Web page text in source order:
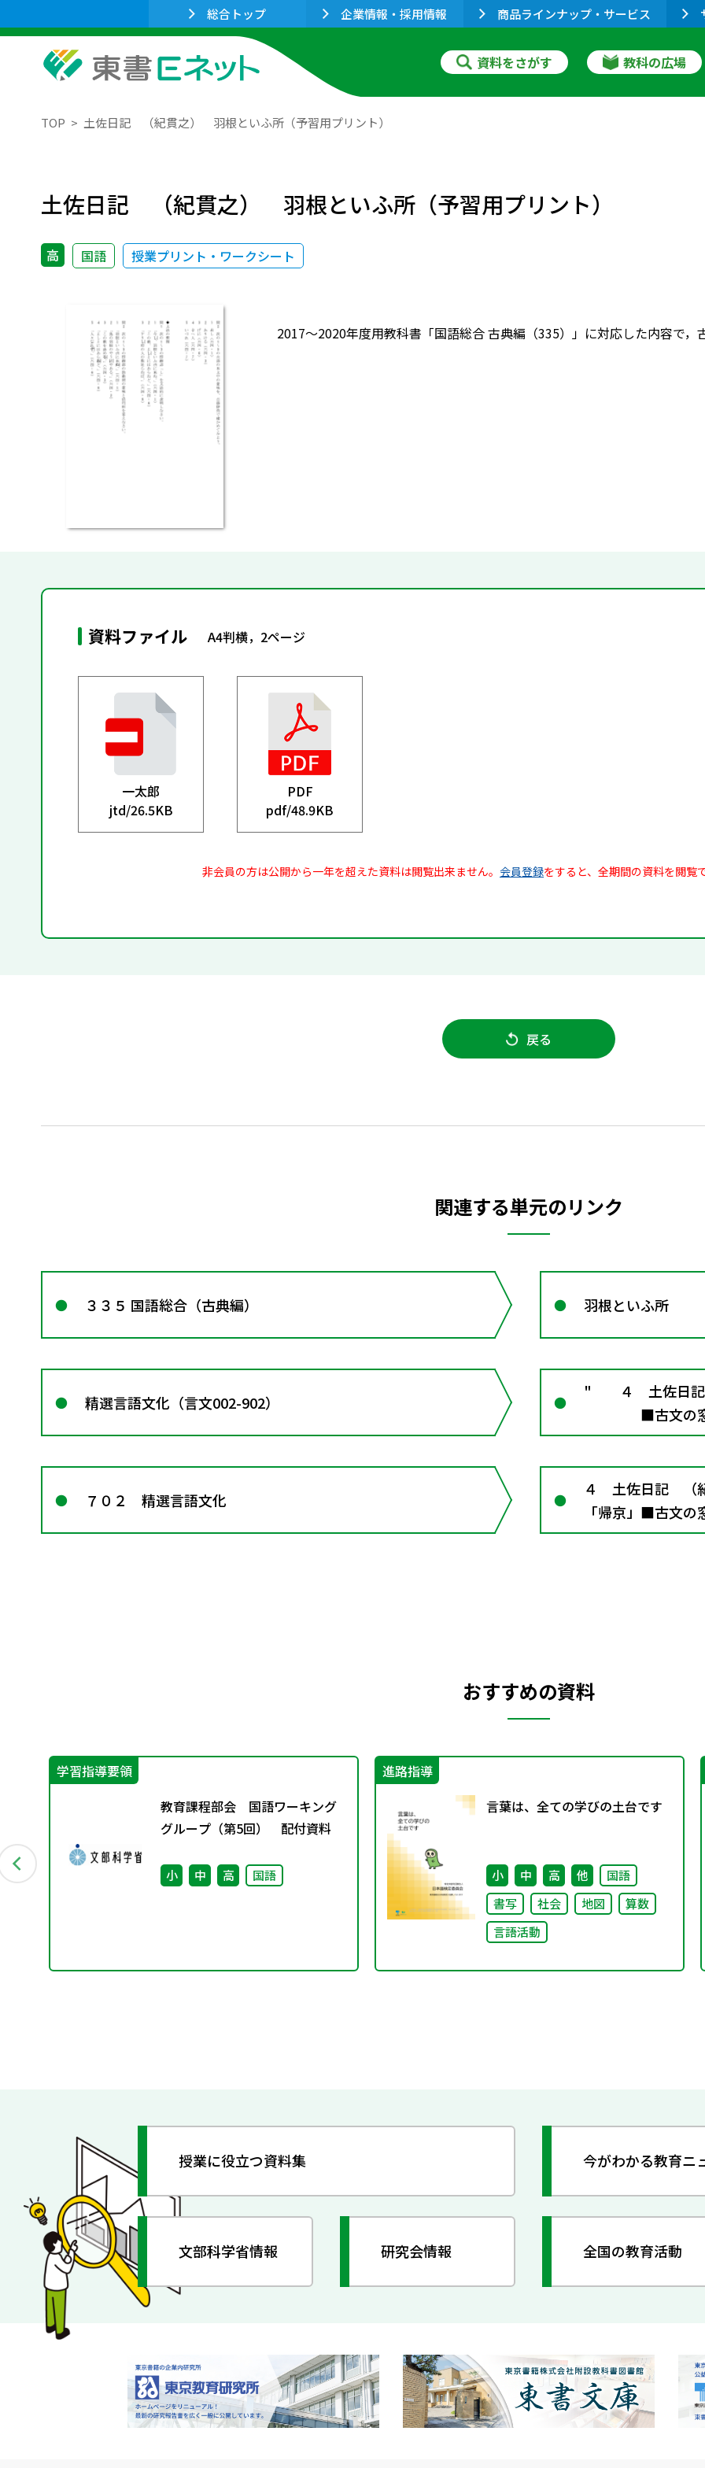
総合トップ 企業情報・採用情報 商品ラインナップ・サービス
資料をさがす 教科の広場
TOP 土佐日記 （紀貫之） 羽根といふ所（予習用プリント）
土佐日記 （紀貫之） 羽根といふ所（予習用プリント）
高 国語 授業プリント・ワークシート
2017～2020年度用教科書「国語総合 古典編（335）」に対応した内容で，
資料ファイル A4判横，2ページ
一太郎
jtd/26.5KB
PDF
pdf/48.9KB
非会員の方は公開から一年を超えた資料は閲覧出来ません。 会員登録をすると、全期間の資料を閲覧
戻る
関連する単元のリンク
３３５ 国語総合（古典編） 羽根といふ所
精選言語文化（言文002-902）
" ４ 土佐日記
■古文の窓
いふ所」 ■
京」 ■古文の
７０２ 精選言語文化
４ 土佐日記 （紀
「帰京」■古文
和語と漢語
おすすめの資料
あ
学習指導要領
教育課程部会 国語ワーキング
グループ（第5回） 配付資料
小 中 高 国語
進路指導
言葉は、全ての学びの土台です
小 中 高 他
国語
書写
社会 地図
算数
言語活動
授業に役立つ資料集 今がわかる教育ニ
文部科学省情報 研究会情報 全国の教育活動